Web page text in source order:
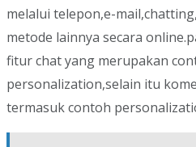
melalui telepon,e-
metode lainnya secara
fitur chat yang merupakan
personalization,selain itu
termasuk contoh